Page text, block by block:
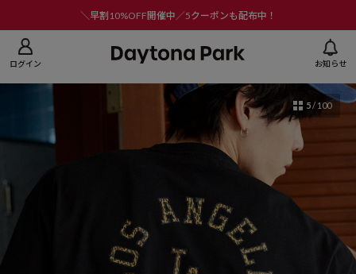
＼早割10%OFF開催中／5クーポンも配布中！
ログイン お知らせ
5/ 100